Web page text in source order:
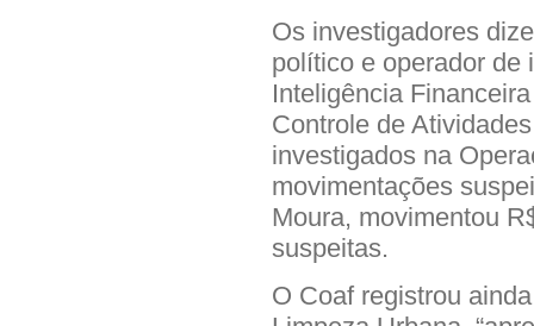
Os investigadores
político e operador de
Inteligência
Controle de
investigados na
movimentações
Moura, movimentou
suspeitas.
O Coaf registrou